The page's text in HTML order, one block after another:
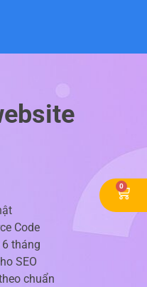
Code
tháng
SEO
chuẩn
0
Cart